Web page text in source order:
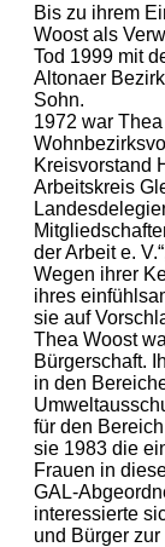
Bis zu ihrem
Woost als
Tod 1999 mit
Altonaer
Sohn.
1972 war
Kreisvorstand
Arbeitskreis
der Arbeit e.
Wegen ihrer
ihres
sie auf
Thea Woost
Bürgerschaft.
in den
für den
sie 1983 die
Frauen in
GAL-
interessierte
und Bürger